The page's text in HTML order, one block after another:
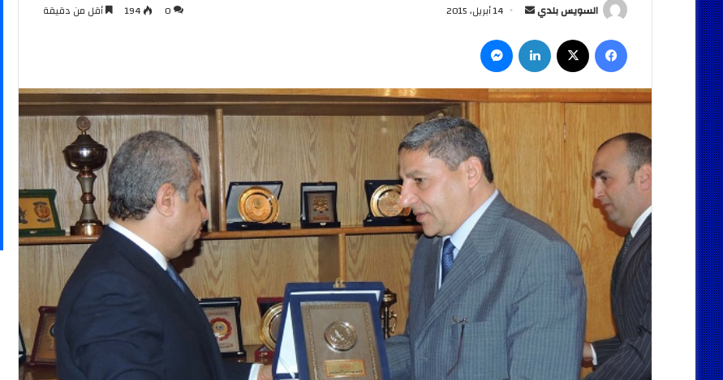
السويس بلدي
أرسل
إلكترونيا
14 أبريل، 2015 0
194 أقل من دقيقة
فيسبوك لينكدإن